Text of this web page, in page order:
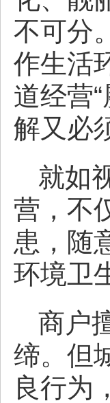
不可分
作生活
道经营
解又必
就如
营，不
患，随
环境卫
商户
缔。但
良行为